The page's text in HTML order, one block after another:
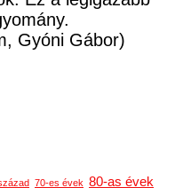
Gyóni Gábor)
70-es évek 80-as évek